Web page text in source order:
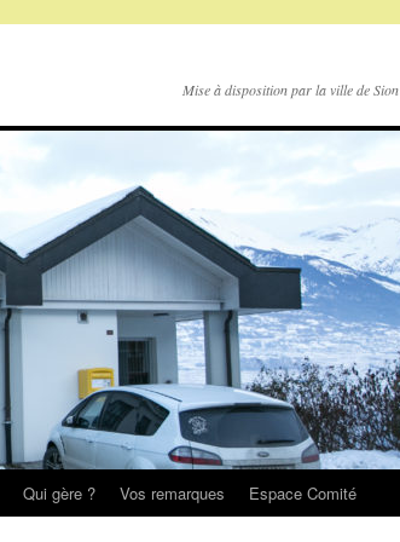
Mise à disposition par la ville de Sion
Qui gère ? Vos remarques Espace Comité